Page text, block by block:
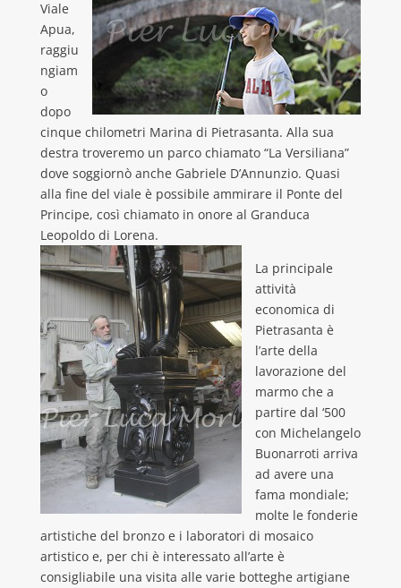
Viale
Apua,
raggiu
ngiam
o
dopo
cinque chilometri Marina di Pietrasanta. Alla sua
destra troveremo un parco chiamato “La Versiliana”
dove soggiornò anche Gabriele D’Annunzio. Quasi
alla fine del viale è possibile ammirare il Ponte del
Principe, così chiamato in onore al Granduca
Leopoldo di Lorena.
La principale
attività
economica di
Pietrasanta è
l’arte della
lavorazione del
marmo che a
partire dal ‘500
con Michelangelo
Buonarroti arriva
ad avere una
fama mondiale;
molte le fonderie
artistiche del bronzo e i laboratori di mosaico
artistico e, per chi è interessato all’arte è
consigliabile una visita alle varie botteghe artigiane